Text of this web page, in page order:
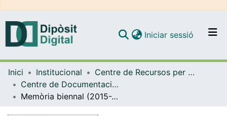
Navega per tot el DD
Com publicar
Iniciar sessió (current)
Inici Institucional
Centre de Recursos per a l'Aprenentatge i la Investigació (CRAI-UB) - Institucional
Centre de Documentació de Biodiversitat Vegetal (CeDocBiV - CRAI-UB)
Memòria biennal (2015-2016) del Centre de Documentació de Biodiversitat Vegetal de la UB (CeDocBiV)